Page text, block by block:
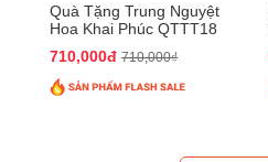
Quà Tặng Trung Nguyệt
Hoa Khai Phúc QTTT18
710,000đ 710,000₫